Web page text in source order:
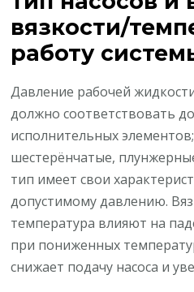
вязкости/
работу
Давление рабочей
должно соответствовать
исполнительных
шестерёнчатые,
тип имеет свои
допустимому давлению.
температура влияют на
при пониженных
снижает подачу насоса и